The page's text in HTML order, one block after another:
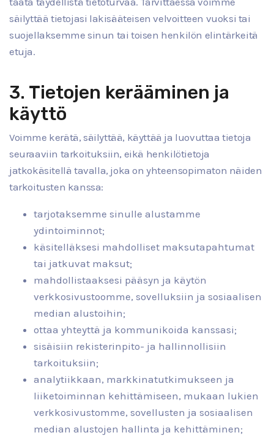
säilyttää tietojasi lakisääteisen velvoitteen vuoksi tai
suojellaksemme sinun tai toisen henkilön elintärkeitä
etuja.
3. Tietojen kerääminen ja
käyttö
Voimme kerätä, säilyttää, käyttää ja luovuttaa tietoja
seuraaviin tarkoituksiin, eikä henkilötietoja
jatkokäsitellä tavalla, joka on yhteensopimaton näiden
tarkoitusten kanssa:
tarjotaksemme sinulle alustamme
ydintoiminnot;
käsitelläksesi mahdolliset maksutapahtumat
tai jatkuvat maksut;
mahdollistaaksesi pääsyn ja käytön
verkkosivustoomme, sovelluksiin ja sosiaalisen
median alustoihin;
ottaa yhteyttä ja kommunikoida kanssasi;
sisäisiin rekisterinpito- ja hallinnollisiin
tarkoituksiin;
analytiikkaan, markkinatutkimukseen ja
liiketoiminnan kehittämiseen, mukaan lukien
verkkosivustomme, sovellusten ja sosiaalisen
median alustojen hallinta ja kehittäminen;